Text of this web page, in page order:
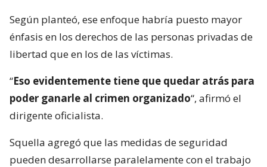
Según planteó, ese enfoque habría puesto mayor
énfasis en los derechos de las personas privadas de
libertad que en los de las víctimas.
“Eso evidentemente tiene que quedar atrás para
poder ganarle al crimen organizado“, afirmó el
dirigente oficialista.
Squella agregó que las medidas de seguridad
pueden desarrollarse paralelamente con el trabajo